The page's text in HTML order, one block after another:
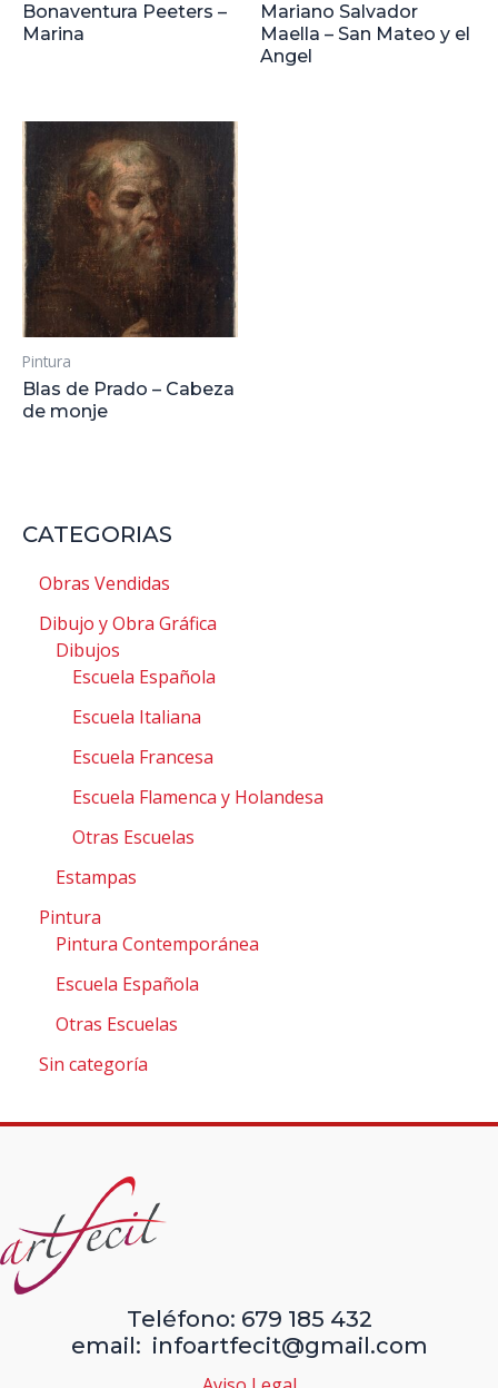
Bonaventura Peeters –
Marina
Mariano Salvador
Maella – San Mateo y el
Angel
Pintura
Blas de Prado – Cabeza
de monje
CATEGORIAS
Obras Vendidas
Dibujo y Obra Gráfica
Dibujos
Escuela Española
Escuela Italiana
Escuela Francesa
Escuela Flamenca y Holandesa
Otras Escuelas
Estampas
Pintura
Pintura Contemporánea
Escuela Española
Otras Escuelas
Sin categoría
Teléfono: 679 185 432
email: infoartfecit@gmail.com